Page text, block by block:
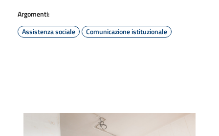
Argomenti:
Assistenza sociale
Comunicazione istituzionale